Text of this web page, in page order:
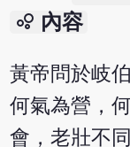
bubble_chart 內容
黃帝問於岐
何氣為營，
會，老壯不